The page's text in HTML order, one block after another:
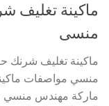
ماكينة تغليف
منسى